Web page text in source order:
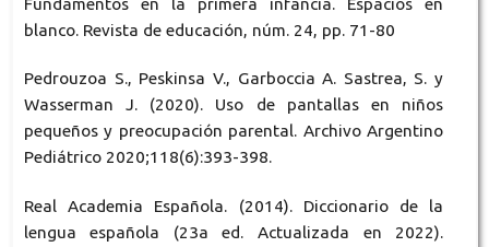
Fundamentos en la primera infancia. Espacios en
blanco. Revista de educación, núm. 24, pp. 71-80
Pedrouzoa S., Peskinsa V., Garboccia A. Sastrea, S. y
Wasserman J. (2020). Uso de pantallas en niños
pequeños y preocupación parental. Archivo Argentino
Pediátrico 2020;118(6):393-398.
Real Academia Española. (2014). Diccionario de la
lengua española (23a ed. Actualizada en 2022).